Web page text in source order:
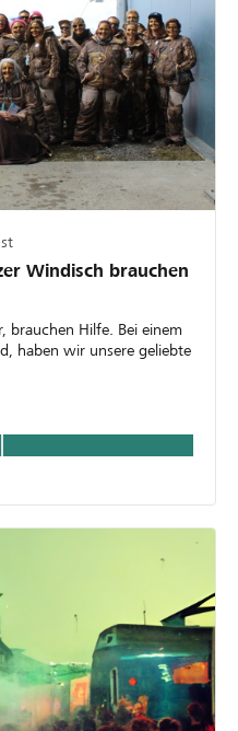
Windisch brauchen
Hilfe. Bei einem
haben wir unsere geliebte